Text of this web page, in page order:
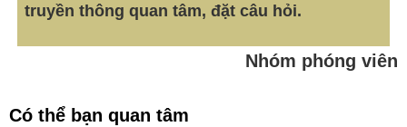
truyền thông quan tâm, đặt câu hỏi.
Nhóm phóng viên
Có thể bạn quan tâm